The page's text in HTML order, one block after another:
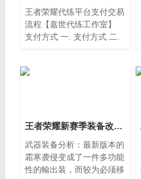
王者荣耀代练平台支付交易
流程【嘉世代练工作室】
支付方式 一. 支付方式 二.
王者荣耀新赛季装备改动，看看有哪些你不知道的
武器装备分析：最新版本的
霜寒袭侵变成了一件多功能
性的輸出装，而较为必须移